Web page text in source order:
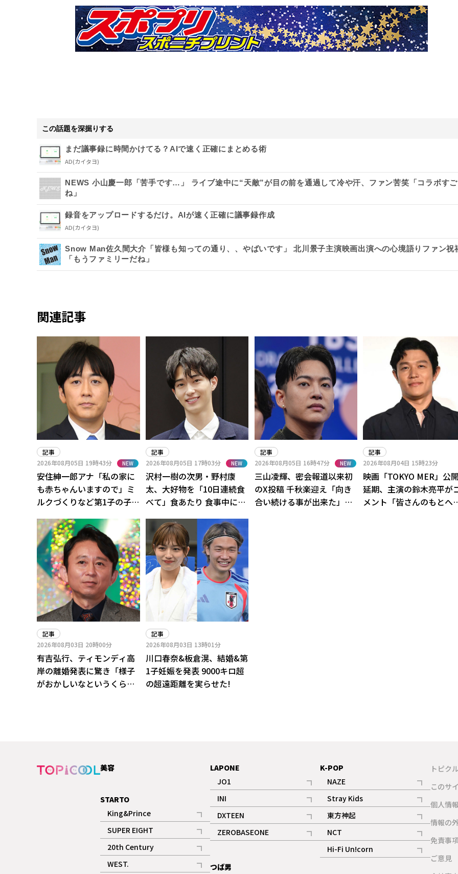
この話題を深掘りする
まだ議事録に時間かけてる？AIで速く正確にまとめる術
AD(カイタヨ)
NEWS 小山慶一郎「苦手です…」 ライブ途中に“天敵”が目の前を通過して冷や汗、ファン苦笑「コラボす
ね」
録音をアップロードするだけ。AIが速く正確に議事録作成
AD(カイタヨ)
Snow Man佐久間大介「皆様も知っての通り、、やばいです」 北川景子主演映画出演への心境語りファン祝
「もうファミリーだね」
関連記事
記事
2026年08月05日 19時43分 NEW
安住紳一郎アナ「私の家に
も赤ちゃんいますので」ミ
ルクづくりなど第1子の子育
記事
2026年08月05日 17時03分 NEW
沢村一樹の次男・野村康
太、大好物を「10日連続食
べて」食あたり 食事中に
記事
2026年08月05日 16時47分 NEW
三山凌輝、密会報道以来初
のX投稿 千秋楽迎え「向き
合い続ける事が出来た」騒
記事
2026年08月04日 15時23分
映画「TOKYO MER」公
延期、主演の鈴木亮平が
メント「皆さんのもとへ
記事
2026年08月03日 20時00分
有吉弘行、ティモンディ高
岸の離婚発表に驚き「様子
がおかしいなというくらい
記事
2026年08月03日 13時01分
川口春奈&板倉滉、結婚&第
1子妊娠を発表 9000キロ超
の超遠距離を実らせた!
美容
STARTO
King&Prince
記事
SUPER EIGHT
記事
20th Century
記事
WEST.
LAPONE
JO1
記事
ギャラリー
INI
記事
ギャラリー
DXTEEN
記事
ギャラリー
ZEROBASEONE
記事
つば男
K-POP
NAZE
記事
Stray Kids
記事
東方神起
記事
NCT
記事
Hi-Fi Un!corn
記事
トピク
このサ
個人情
情報の
免責事
ご意見